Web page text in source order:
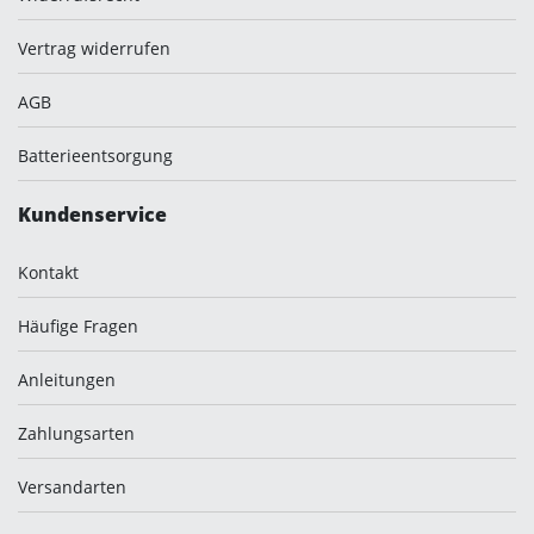
Vertrag widerrufen
AGB
Batterieentsorgung
Kundenservice
Kontakt
Häufige Fragen
Anleitungen
Zahlungsarten
Versandarten